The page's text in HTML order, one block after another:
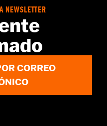
años – Visita
NEWSLETTER
CORREO